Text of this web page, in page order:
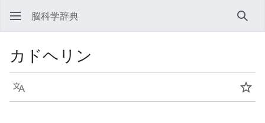
脳科学辞典 検索
カドヘリン
言語 ウ